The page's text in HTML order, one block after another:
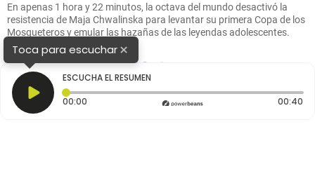
En apenas 1 hora y 22 minutos, la octava del mundo desactivó la
resistencia de Maja Chwalinska para levantar su primera Copa de los
Mosqueteros y emular las hazañas de las leyendas adolescentes.
FOTO: AFP
Toca para escuchar×
ESCUCHA EL RESUMEN
00:00 Tiempo transcurrido: 0 segundos 00:40